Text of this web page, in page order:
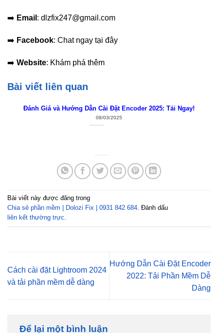
➡️ Email : dlzfix247@gmail.com
➡️ Facebook: Chat ngay tại đây
➡️ Website: Khám phá thêm
Bài viết liên quan
Đánh Giá và Hướng Dẫn Cài Đặt Encoder 2025: Tải Ngay!
08/03/2025
Bài viết này được đăng trong
Chia sẻ phần mềm | Dolozi Fix | 0931 842 684. Đánh dấu
liên kết thường trực.
Cách cài đặt Lightroom 2024
và tải phần mềm dễ dàng
Hướng Dẫn Cài Đặt Encoder
2022: Tải Phần Mềm Dễ
Dàng
Để lại một bình luận